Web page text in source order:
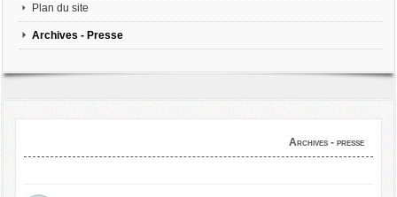
Plan du site
Archives - Presse
Archives - presse